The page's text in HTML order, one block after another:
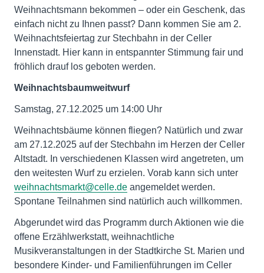
Weihnachtsmann bekommen – oder ein Geschenk, das
einfach nicht zu Ihnen passt? Dann kommen Sie am 2.
Weihnachtsfeiertag zur Stechbahn in der Celler
Innenstadt. Hier kann in entspannter Stimmung fair und
fröhlich drauf los geboten werden.
Weihnachtsbaumweitwurf
Samstag, 27.12.2025 um 14:00 Uhr
Weihnachtsbäume können fliegen? Natürlich und zwar
am 27.12.2025 auf der Stechbahn im Herzen der Celler
Altstadt. In verschiedenen Klassen wird angetreten, um
den weitesten Wurf zu erzielen. Vorab kann sich unter
weihnachtsmarkt@celle.de angemeldet werden.
Spontane Teilnahmen sind natürlich auch willkommen.
Abgerundet wird das Programm durch Aktionen wie die
offene Erzählwerkstatt, weihnachtliche
Musikveranstaltungen in der Stadtkirche St. Marien und
besondere Kinder- und Familienführungen im Celler